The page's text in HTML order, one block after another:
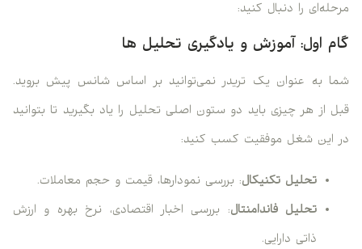
مرحله‌ای را دنبال کنید:
گام اول: آموزش و یادگیری تحلیل ها
شما به عنوان یک تریدر نمی‌توانید بر اساس شانس پیش بروید.
قبل از هر چیزی باید دو ستون اصلی تحلیل را یاد بگیرید تا بتوانید
در این شغل موفقیت کسب کنید:
تحلیل تکنیکال: بررسی نمودارها، قیمت و حجم معاملات.
تحلیل فاندامنتال: بررسی اخبار اقتصادی، نرخ بهره و ارزش
ذاتی دارایی.